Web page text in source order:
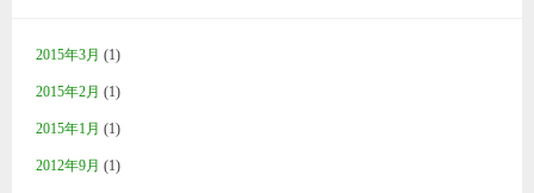
2015年3月 (1)
2015年2月 (1)
2015年1月 (1)
2012年9月 (1)